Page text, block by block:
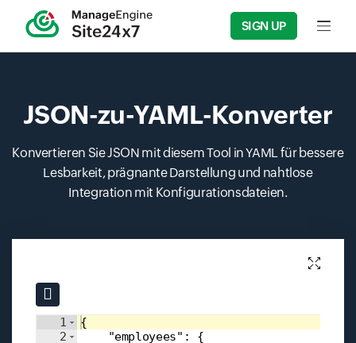
SIGN UP Input
JSON-zu-YAML-Konverter
Konvertieren Sie JSON mit diesem Tool in YAML für bessere
Lesbarkeit, prägnante Darstellung und nahtlose
Integration mit Konfigurationsdateien.
Input field
Input field
1
2
{
"employees" : {